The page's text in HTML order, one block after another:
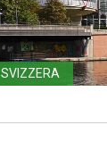
SVIZZERA